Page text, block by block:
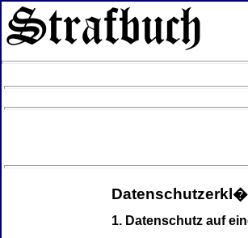
1. Datenschutz auf